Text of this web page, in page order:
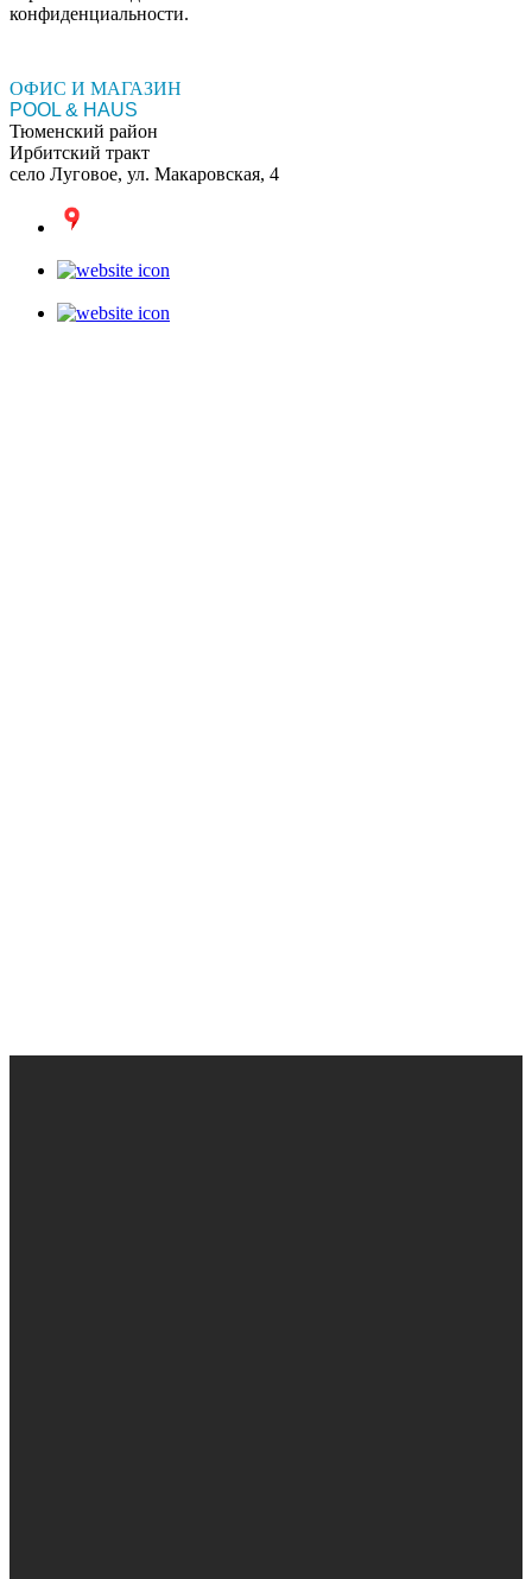
конфиденциальности.
ОФИС И МАГАЗИН
POOL & HAUS
Тюменский район
Ирбитский тракт
село Луговое, ул. Макаровская, 4